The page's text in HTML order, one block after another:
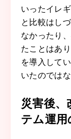
いったイレ
と比較はし
なかったり
たことはあ
を導入して
いたのでは
災害後
テム運用